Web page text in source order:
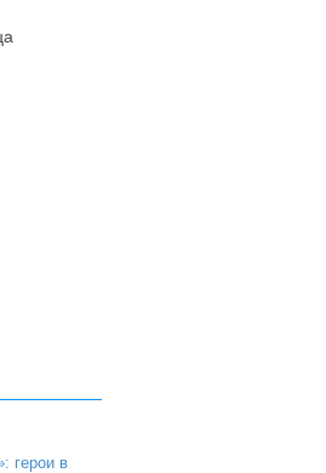
герои в